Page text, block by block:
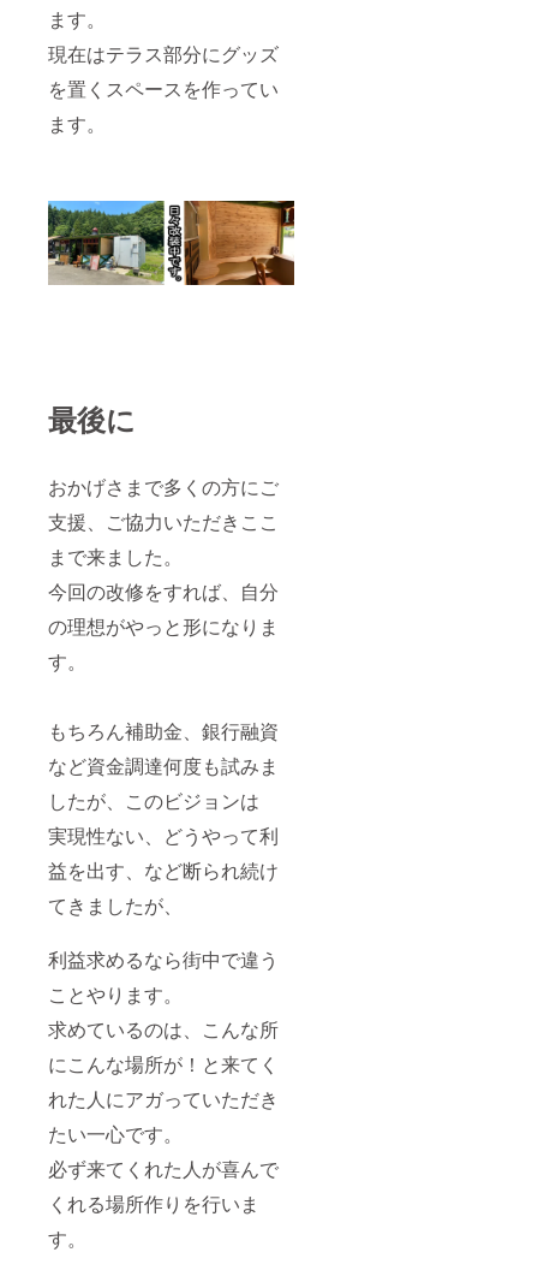
ます。
現在はテラス部分にグッズ
を置くスペースを作ってい
ます。
最後に
おかげさまで多くの方にご
支援、ご協力いただきここ
まで来ました。
今回の改修をすれば、自分
の理想がやっと形になりま
す。
もちろん補助金、銀行融資
など資金調達何度も試みま
したが、このビジョンは
実現性ない、どうやって利
益を出す、など断られ続け
てきましたが、
利益求めるなら街中で違う
ことやります。
求めているのは、こんな所
にこんな場所が！と来てく
れた人にアガっていただき
たい一心です。
必ず来てくれた人が喜んで
くれる場所作りを行いま
す。